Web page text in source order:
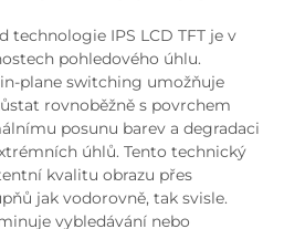
technologie IPS LCD TFT je v
pohledového úhlu.
plane switching umožňuje
rovnoběžně s povrchem
posunu barev a degradaci
úhlů. Tento technický
kvalitu obrazu přes
jak vodorovně, tak svisle.
vybledávání nebo